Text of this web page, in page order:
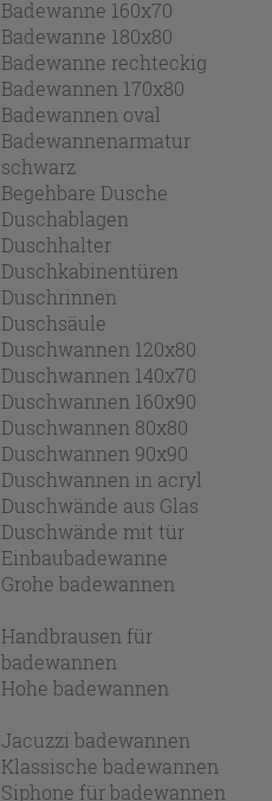
Badewanne 160x70
Badewanne 180x80
Badewanne rechteckig
Badewannen 170x80
Badewannen oval
Badewannenarmatur
schwarz
Begehbare Dusche
Duschablagen
Duschhalter
Duschkabinentüren
Duschrinnen
Duschsäule
Duschwannen 120x80
Duschwannen 140x70
Duschwannen 160x90
Duschwannen 80x80
Duschwannen 90x90
Duschwannen in acryl
Duschwände aus Glas
Duschwände mit tür
Einbaubadewanne
Grohe badewannen
Handbrausen für
badewannen
Hohe badewannen
Jacuzzi badewannen
Klassische badewannen
Siphone für badewannen